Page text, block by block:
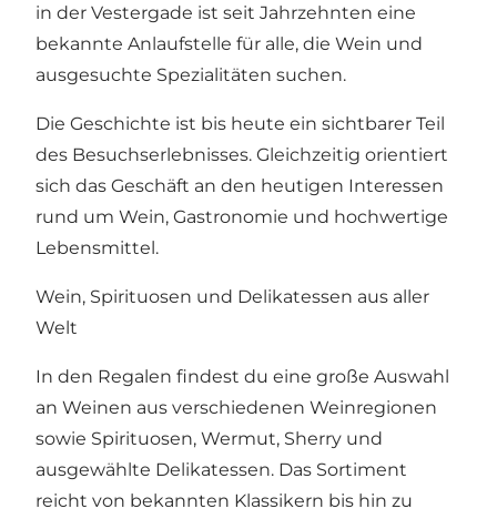
in der Vestergade ist seit Jahrzehnten eine
bekannte Anlaufstelle für alle, die Wein und
ausgesuchte Spezialitäten suchen.
Die Geschichte ist bis heute ein sichtbarer Teil
des Besuchserlebnisses. Gleichzeitig orientiert
sich das Geschäft an den heutigen Interessen
rund um Wein, Gastronomie und hochwertige
Lebensmittel.
Wein, Spirituosen und Delikatessen aus aller
Welt
In den Regalen findest du eine große Auswahl
an Weinen aus verschiedenen Weinregionen
sowie Spirituosen, Wermut, Sherry und
ausgewählte Delikatessen. Das Sortiment
reicht von bekannten Klassikern bis hin zu